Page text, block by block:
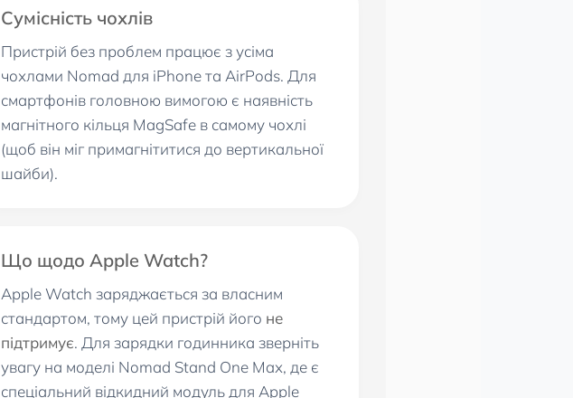
Сумісність чохлів
Пристрій без проблем працює з усіма
чохлами Nomad для iPhone та AirPods. Для
смартфонів головною вимогою є наявність
магнітного кільця MagSafe в самому чохлі
(щоб він міг примагнітитися до вертикальної
шайби).
Що щодо Apple Watch?
Apple Watch заряджається за власним
стандартом, тому цей пристрій його не
підтримує. Для зарядки годинника зверніть
увагу на моделі Nomad Stand One Max, де є
спеціальний відкидний модуль для Apple